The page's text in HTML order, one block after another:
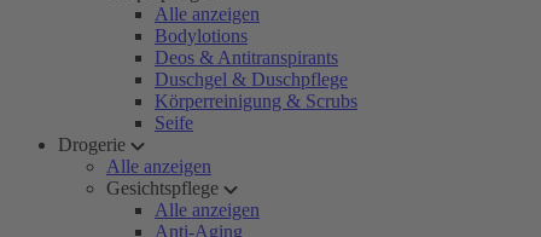
Alle anzeigen
Bodylotions
Deos & Antitranspirants
Duschgel & Duschpflege
Körperreinigung & Scrubs
Seife
Drogerie
Alle anzeigen
Gesichtspflege
Alle anzeigen
Anti-Aging